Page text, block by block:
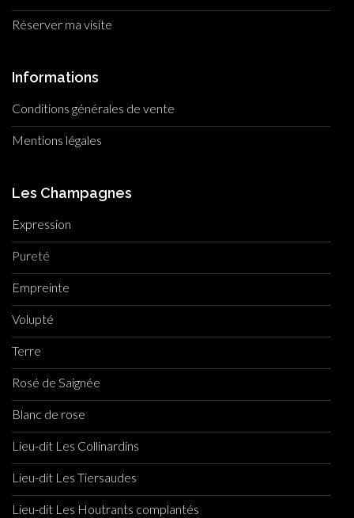
Réserver ma visite
Informations
Conditions générales de vente
Mentions légales
Les Champagnes
Expression
Pureté
Empreinte
Volupté
Terre
Rosé de Saignée
Blanc de rose
Lieu-dit Les Collinardins
Lieu-dit Les Tiersaudes
Lieu-dit Les Houtrants complantés